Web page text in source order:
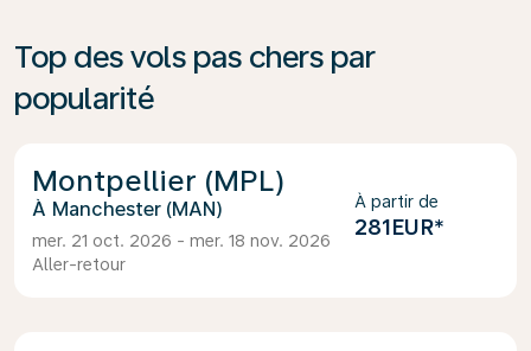
Top des vols pas chers par
popularité
Montpellier (MPL)
Manchester (MAN)
mer. 21 oct. 2026 - mer. 18 nov. 2026
Aller-retour
À partir de
281EUR*